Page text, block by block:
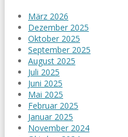
März 2026
Dezember 2025
Oktober 2025
September 2025
August 2025
Juli 2025
Juni 2025
Mai 2025
Februar 2025
Januar 2025
November 2024